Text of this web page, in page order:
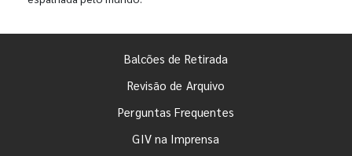
Balcões de Retirada
Revisão de Arquivo
Perguntas Frequentes
GIV na Imprensa